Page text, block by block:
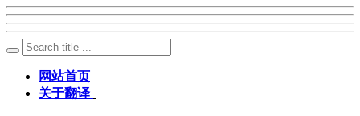
网站首页
关于翻译